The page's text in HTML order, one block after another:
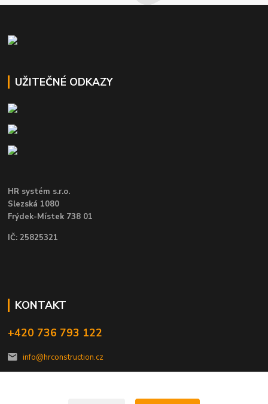
UŽITEČNÉ ODKAZY
HR systém s.r.o.
Slezská 1080
Frýdek-Místek 738 01
IČ: 25825321
KONTAKT
+420 736 793 122
info@hrconstruction.cz